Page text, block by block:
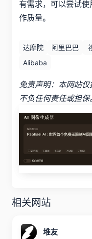
有需求，可以尝试
作质量。
达摩院 阿里巴巴
Alibaba
免责声明：本网站
不负任何责任或担保。
相关网站
堆友